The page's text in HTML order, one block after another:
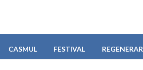
CASMUL FESTIVAL REGENERAR